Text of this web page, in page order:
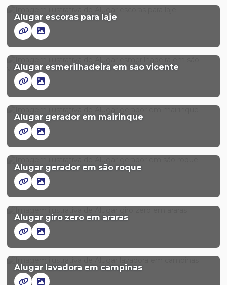
Alugar escoras para laje
Alugar esmerilhadeira em são vicente
Alugar gerador em mairinque
Alugar gerador em são roque
Alugar giro zero em araras
Alugar lavadora em campinas